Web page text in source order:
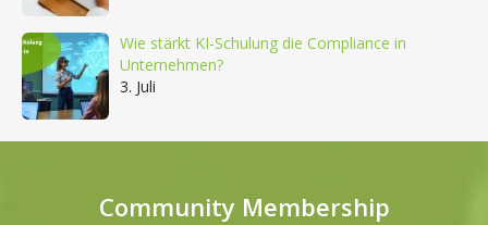
Wie stärkt KI-Schulung die Compliance in
Unternehmen?
3. Juli
Community Membership